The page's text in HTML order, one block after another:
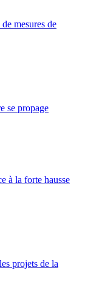
mesures de
se propage
à la forte hausse
projets de la